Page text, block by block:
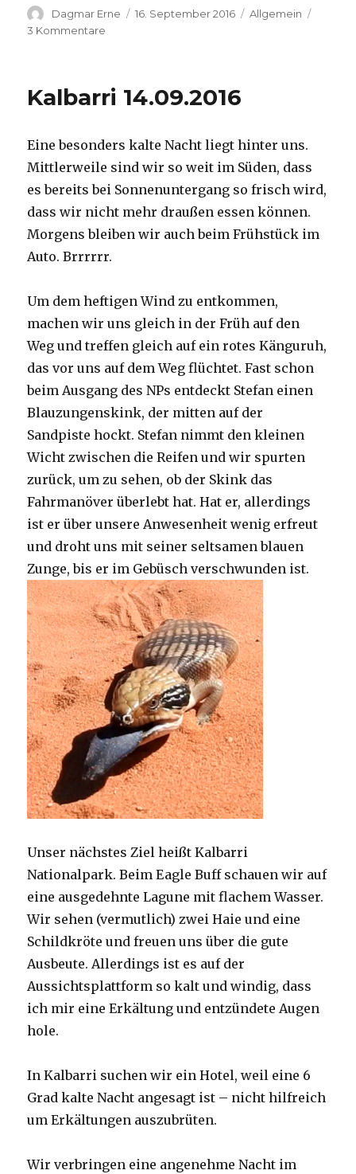
Autor
Dagmar Erne
Veröffentlicht
16. September 2016 Kategorien
Allgemein
3 Kommentare
Kalbarri 14.09.2016
Eine besonders kalte Nacht liegt hinter uns.
Mittlerweile sind wir so weit im Süden, dass
es bereits bei Sonnenuntergang so frisch wird,
dass wir nicht mehr draußen essen können.
Morgens bleiben wir auch beim Frühstück im
Auto. Brrrrrr.
Um dem heftigen Wind zu entkommen,
machen wir uns gleich in der Früh auf den
Weg und treffen gleich auf ein rotes Känguruh,
das vor uns auf dem Weg flüchtet. Fast schon
beim Ausgang des NPs entdeckt Stefan einen
Blauzungenskink, der mitten auf der
Sandpiste hockt. Stefan nimmt den kleinen
Wicht zwischen die Reifen und wir spurten
zurück, um zu sehen, ob der Skink das
Fahrmanöver überlebt hat. Hat er, allerdings
ist er über unsere Anwesenheit wenig erfreut
und droht uns mit seiner seltsamen blauen
Zunge, bis er im Gebüsch verschwunden ist.
Unser nächstes Ziel heißt Kalbarri
Nationalpark. Beim Eagle Buff schauen wir auf
eine ausgedehnte Lagune mit flachem Wasser.
Wir sehen (vermutlich) zwei Haie und eine
Schildkröte und freuen uns über die gute
Ausbeute. Allerdings ist es auf der
Aussichtsplattform so kalt und windig, dass
ich mir eine Erkältung und entzündete Augen
hole.
In Kalbarri suchen wir ein Hotel, weil eine 6
Grad kalte Nacht angesagt ist – nicht hilfreich
um Erkältungen auszubrüten.
Wir verbringen eine angenehme Nacht im